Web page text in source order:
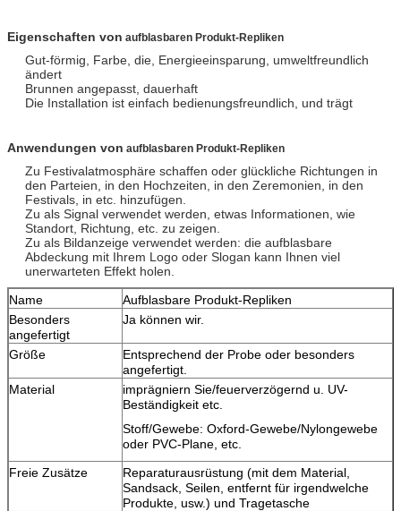
Eigenschaften von aufblasbaren Produkt-Repliken
Gut-förmig, Farbe, die, Energieeinsparung, umweltfreundlich
ändert
Brunnen angepasst, dauerhaft
Die Installation ist einfach bedienungsfreundlich, und trägt
Anwendungen von aufblasbaren Produkt-Repliken
Zu Festivalatmosphäre schaffen oder glückliche Richtungen in
den Parteien, in den Hochzeiten, in den Zeremonien, in den
Festivals, in etc. hinzufügen.
Zu als Signal verwendet werden, etwas Informationen, wie
Standort, Richtung, etc. zu zeigen.
Zu als Bildanzeige verwendet werden: die aufblasbare
Abdeckung mit Ihrem Logo oder Slogan kann Ihnen viel
unerwarteten Effekt holen.
Name
Aufblasbare Produkt-Repliken
Besonders
angefertigt
Ja können wir.
Größe
Entsprechend der Probe oder besonders
angefertigt.
Material
imprägniern Sie/feuerverzögernd u. UV-
Beständigkeit etc.
Stoff/Gewebe: Oxford-Gewebe/Nylongewebe
oder PVC-Plane, etc.
Freie Zusätze
Reparaturausrüstung (mit dem Material,
Sandsack, Seilen, entfernt für irgendwelche
Produkte, usw.) und Tragetasche